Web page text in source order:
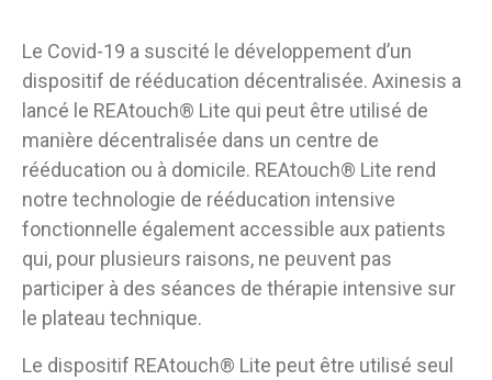
Le Covid-19 a suscité le développement d’un
dispositif de rééducation décentralisée. Axinesis a
lancé le REAtouch® Lite qui peut être utilisé de
manière décentralisée dans un centre de
rééducation ou à domicile. REAtouch® Lite rend
notre technologie de rééducation intensive
fonctionnelle également accessible aux patients
qui, pour plusieurs raisons, ne peuvent pas
participer à des séances de thérapie intensive sur
le plateau technique.
Le dispositif REAtouch® Lite peut être utilisé seul